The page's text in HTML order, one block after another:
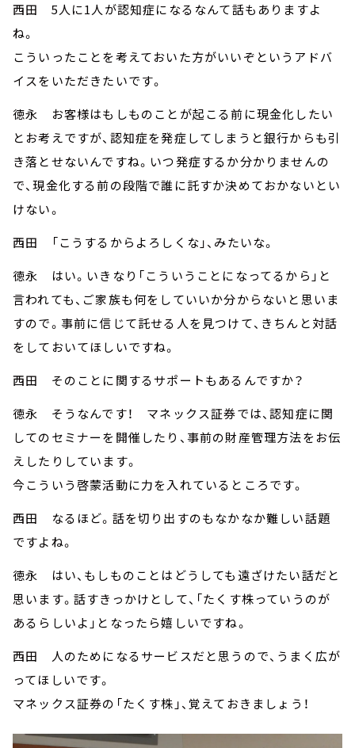
西田 5人に1人が認知症になるなんて話もありますよ
ね。
こういったことを考えておいた方がいいぞというアドバ
イスをいただきたいです。
徳永 お客様はもしものことが起こる前に現金化したい
とお考えですが、認知症を発症してしまうと銀行からも引
き落とせないんですね。いつ発症するか分かりませんの
で、現金化する前の段階で誰に託すか決めておかないとい
けない。
西田 「こうするからよろしくな」、みたいな。
徳永 はい。いきなり「こういうことになってるから」と
言われても、ご家族も何をしていいか分からないと思いま
すので。事前に信じて託せる人を見つけて、きちんと対話
をしておいてほしいですね。
西田 そのことに関するサポートもあるんですか？
徳永 そうなんです！ マネックス証券では、認知症に関
してのセミナーを開催したり、事前の財産管理方法をお伝
えしたりしています。
今こういう啓蒙活動に力を入れているところです。
西田 なるほど。話を切り出すのもなかなか難しい話題
ですよね。
徳永 はい、もしものことはどうしても遠ざけたい話だと
思います。話すきっかけとして、「たくす株っていうのが
あるらしいよ」となったら嬉しいですね。
西田 人のためになるサービスだと思うので、うまく広が
ってほしいです。
マネックス証券の「たくす株」、覚えておきましょう！